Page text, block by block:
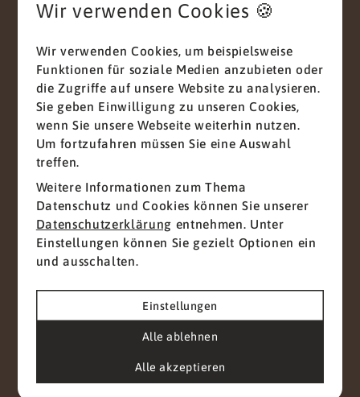
Mit diesem Haken bestätigen Sie, dass Sie die
Datenschutzerklärungzur Kenntnis genommen
haben.
Wir nehmen den Schutz Ihrer Daten ernst. Alle
Informationen, die Sie über dieses
vertraulich behandelt. Wir garantieren, dass Ihre
persönlichen Daten nicht an Dritte
weitergegeben, verkauft oder anderweitig
Wir verwenden Cookies 🍪
Wir verwenden Cookies, um beispielsweise
Funktionen für soziale Medien anzubieten oder
die Zugriffe auf unsere Website zu analysieren.
Sie geben Einwilligung zu unseren Cookies,
wenn Sie unsere Webseite weiterhin nutzen.
Um fortzufahren müssen Sie eine Auswahl
treffen.
Weitere Informationen zum Thema
Datenschutz und Cookies können Sie unserer
Datenschutzerklärung entnehmen. Unter
Einstellungen können Sie gezielt Optionen ein
und ausschalten.
Einstellungen
Alle ablehnen
Alle akzeptieren